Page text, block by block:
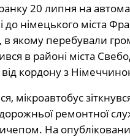
20 липня на
до німецького міста
в якому перебували
в районі міста
від кордону з
мікроавтобус
ремонтної
На